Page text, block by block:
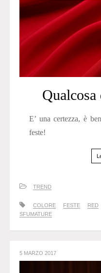
E’ una certezza, è
feste!
TREND
COLORE FESTE RED
SFUMATURE
5 MARZO 2017